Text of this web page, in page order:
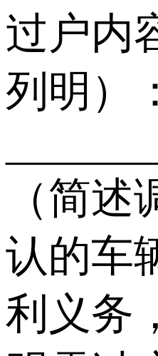
过户内
列明）：
（简述
认的车
利义务